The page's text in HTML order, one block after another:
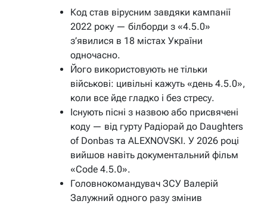
Код став вірусним завдяки кампанії
2022 року — білборди з «4.5.0»
з’явилися в 18 містах України
одночасно.
Його використовують не тільки
військові: цивільні кажуть «день 4.5.0»,
коли все йде гладко і без стресу.
Існують пісні з назвою або присвячені
коду — від гурту Радіорай до Daughters
of Donbas та ALEXNOVSKI. У 2026 році
вийшов навіть документальний фільм
«Code 4.5.0».
Головнокомандувач ЗСУ Валерій
Залужний одного разу змінив